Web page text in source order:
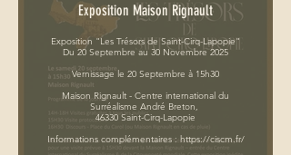
Exposition Maison Rignault
Exposition "Les Trésors de Saint-Cirq-Lapopie"
Du 20 Septembre au 30 Novembre 2025
Vernissage le 20 Septembre à 15h30
Maison Rignault - Centre international du
Surréalisme André Breton,
46330 Saint-Cirq-Lapopie
Informations complémentaires : https://ciscm.fr/